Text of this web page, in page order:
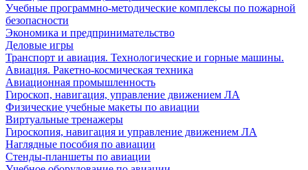
Учебные программно-методические комплексы по пожарной
безопасности
Экономика и предпринимательство
Деловые игры
Транспорт и авиация. Технологические и горные машины.
Авиация. Ракетно-космическая техника
Авиационная промышленность
Гироскоп, навигация, управление движением ЛА
Физические учебные макеты по авиации
Виртуальные тренажеры
Гироскопия, навигация и управление движением ЛА
Наглядные пособия по авиации
Стенды-планшеты по авиации